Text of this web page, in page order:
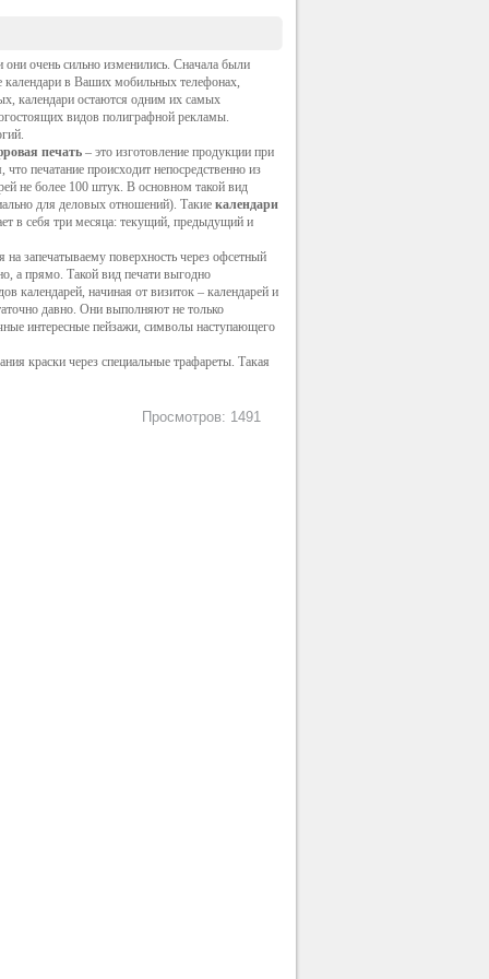
очень сильно изменились. Сначала были
в Ваших мобильных телефонах,
календари остаются одним их самых
видов полиграфной рекламы.
печать – это изготовление продукции при
печатание происходит непосредственно из
не более 100 штук. В основном такой вид
для деловых отношений). Такие календари
в себя три месяца: текущий, предыдущий и
на запечатываему поверхность через офсетный
а прямо. Такой вид печати выгодно
календарей, начиная от визиток – календарей и
давно. Они выполняют не только
интересные пейзажи, символы наступающего
краски через специальные трафареты. Такая
Просмотров: 1491